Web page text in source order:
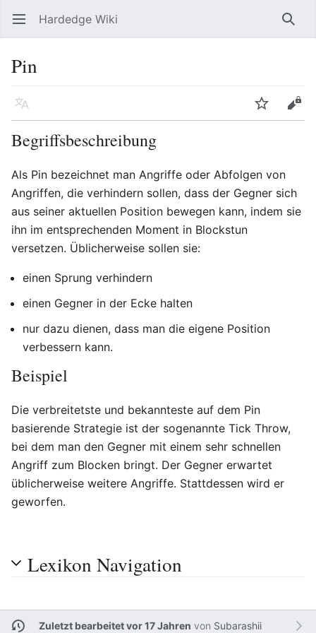
Hauptmenü öffnen Hardedge Wiki
Pin
Sprache Beobachten Bearbeiten
Begriffsbeschreibung
Als Pin bezeichnet man Angriffe oder Abfolgen von
Angriffen, die verhindern sollen, dass der Gegner sich
aus seiner aktuellen Position bewegen kann, indem sie
ihn im entsprechenden Moment in Blockstun
versetzen. Üblicherweise sollen sie:
einen Sprung verhindern
einen Gegner in der Ecke halten
nur dazu dienen, dass man die eigene Position
verbessern kann.
Beispiel
Die verbreitetste und bekannteste auf dem Pin
basierende Strategie ist der sogenannte Tick Throw,
bei dem man den Gegner mit einem sehr schnellen
Angriff zum Blocken bringt. Der Gegner erwartet
üblicherweise weitere Angriffe. Stattdessen wird er
geworfen.
Lexikon Navigation
Zuletzt bearbeitet vor 17 Jahren von Subarashii